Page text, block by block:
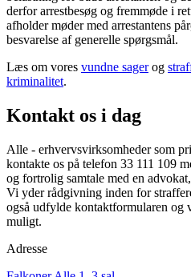
derfor arrestbesøg og fremmøde i
afholder møder med arrestantens
besvarelse af generelle spørgsmål.
Læs om vores vundne sagerog
kriminalitet.
Kontakt os i dag
Alle - erhvervsvirksomheder som
kontakte os på telefon 33 111 109
og fortrolig samtale med en
Vi yder rådgivning inden for
også udfylde kontaktformularen og
muligt.
Adresse